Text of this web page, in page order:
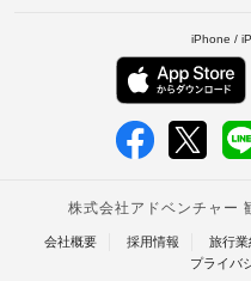
Zenibako House 2F